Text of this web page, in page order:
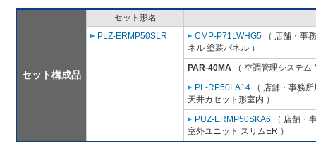
セット構成品
セット形名
PLZ-ERMP50SLR
CMP-P71LWHG5 （ 店舗・事
ネル 塗装パネル ）
PAR-40MA （ 空調管理システム
PL-RP50LA14 （ 店舗・事務
天井カセット形室内 ）
PUZ-ERMP50SKA6 （ 店舗・
室外ユニット スリムER ）